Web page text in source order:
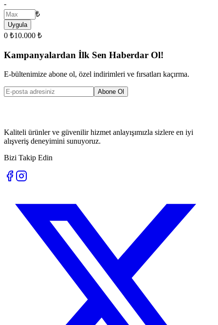
-
₺
Uygula
0 ₺10.000 ₺
Kampanyalardan İlk Sen Haberdar Ol!
E-bültenimize abone ol, özel indirimleri ve fırsatları kaçırma.
Abone Ol
Kaliteli ürünler ve güvenilir hizmet anlayışımızla sizlere en iyi
alışveriş deneyimini sunuyoruz.
Bizi Takip Edin